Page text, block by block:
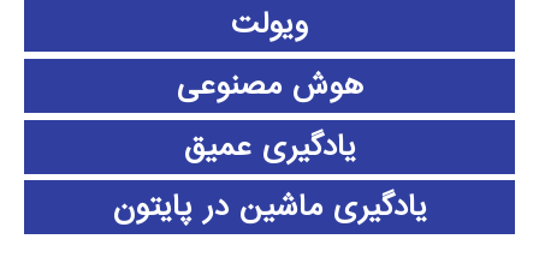
ویولت
هوش مصنوعی
یادگیری عمیق
یادگیری ماشین در پایتون